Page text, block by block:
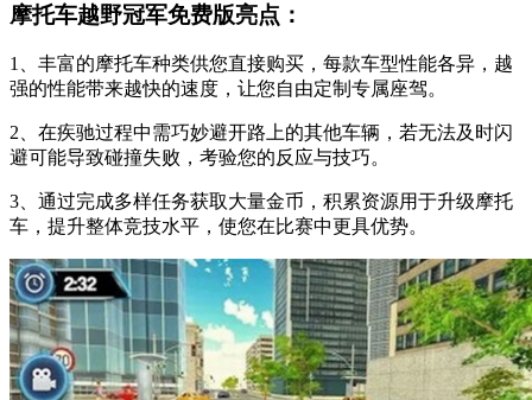
摩托车越野冠军免费版亮点：
1、丰富的摩托车种类供您直接购买，每款车型性能各异，越
强的性能带来越快的速度，让您自由定制专属座驾。
2、在疾驰过程中需巧妙避开路上的其他车辆，若无法及时闪
避可能导致碰撞失败，考验您的反应与技巧。
3、通过完成多样任务获取大量金币，积累资源用于升级摩托
车，提升整体竞技水平，使您在比赛中更具优势。